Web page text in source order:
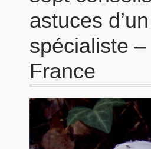
astuces d’un
spécialiste
France